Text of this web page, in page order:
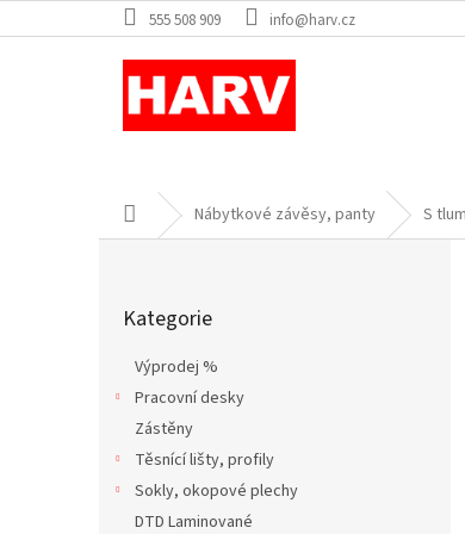
na
555 508 909 info@harv.cz
Domů Nábytkové závěsy, panty S
kategorie
Kategorie
Výprodej %
Pracovní desky
Zástěny
Těsnící lišty, profily
Sokly, okopové plechy
DTD Laminované